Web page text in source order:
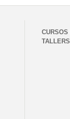
CURSOS I
TALLERS